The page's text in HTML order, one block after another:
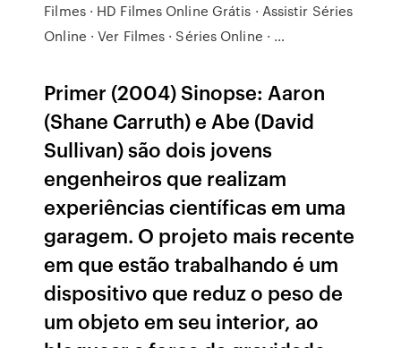
Filmes · HD Filmes Online Grátis · Assistir Séries
Online · Ver Filmes · Séries Online · …
Primer (2004) Sinopse: Aaron
(Shane Carruth) e Abe (David
Sullivan) são dois jovens
engenheiros que realizam
experiências científicas em uma
garagem. O projeto mais recente
em que estão trabalhando é um
dispositivo que reduz o peso de
um objeto em seu interior, ao